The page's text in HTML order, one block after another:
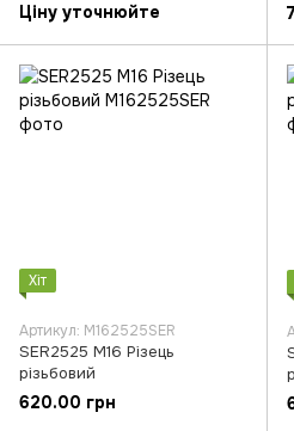
Ціну уточнюйте
Хіт
Артикул: M162525SER
SER2525 M16 Різець
різьбовий
620.00 грн